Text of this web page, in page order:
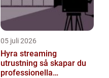
05 juli 2026
Hyra streaming
utrustning så skapar du
professionella